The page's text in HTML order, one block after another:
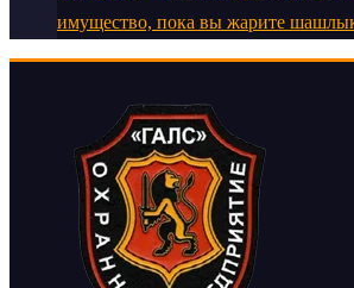
имущество, пока вы жарите